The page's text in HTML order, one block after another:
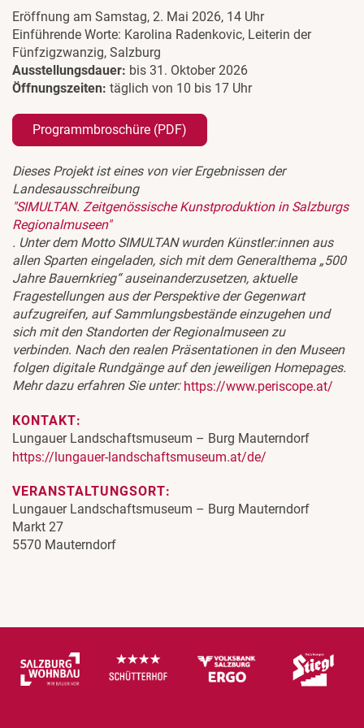
Eröffnung am Samstag, 2. Mai 2026, 14 Uhr
Einführende Worte: Karolina Radenkovic, Leiterin der
Fünfzigzwanzig, Salzburg
Ausstellungsdauer: bis 31. Oktober 2026
Öffnungszeiten: täglich von 10 bis 17 Uhr
Programmbroschüre (PDF)
Dieses Projekt ist eines von vier Ergebnissen der
Landesausschreibung
"SIMULTAN. Zeitgenössische Kunstproduktion in Salzburgs
Regionalmuseen"
. Unter dem Motto SIMULTAN wurden Künstler:innen aus
allen Sparten eingeladen, sich mit dem Generalthema „500
Jahre Bauernkrieg“ auseinanderzusetzen, aktuelle
Fragestellungen aus der Perspektive der Gegenwart
aufzugreifen, auf Sammlungsbestände einzugehen und
sich mit den Standorten der Regionalmuseen zu
verbinden. Nach den realen Präsentationen in den Museen
folgen digitale Rundgänge auf den jeweiligen Homepages.
Mehr dazu erfahren Sie unter: https://www.periscope.at/
KONTAKT:
Lungauer Landschaftsmuseum – Burg Mauterndorf
https://lungauer-landschaftsmuseum.at/de/
VERANSTALTUNGSORT:
Lungauer Landschaftsmuseum – Burg Mauterndorf
Markt 27
5570 Mauterndorf